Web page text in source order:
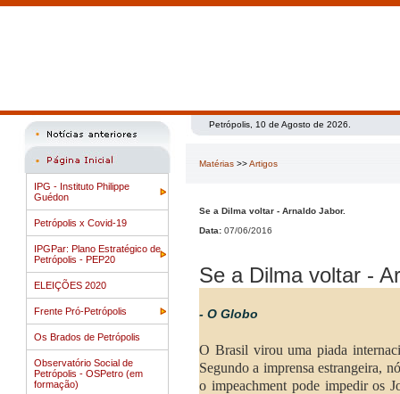
IPG - Instituto Philippe
Guédon
Petrópolis x Covid-19
IPGPar: Plano Estratégico de
Petrópolis - PEP20
ELEIÇÕES 2020
Frente Pró-Petrópolis
Os Brados de Petrópolis
Observatório Social de
Petrópolis - OSPetro (em
formação)
Petrópolis, 10 de Agosto de 2026.
Matérias >>Artigos
Se a Dilma voltar - Arnaldo Jabor.
Data: 07/06/2016
Se a Dilma voltar -
- O Globo
O Brasil virou uma piada
Segundo a imprensa estrangeira,
o impeachment pode impedir os